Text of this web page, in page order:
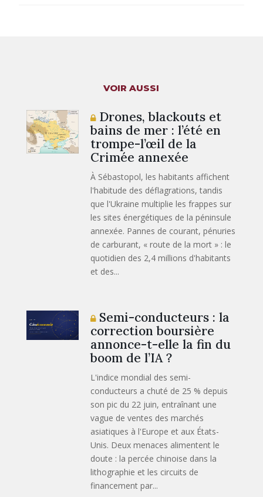
VOIR AUSSI
Drones, blackouts et
bains de mer : l’été en
trompe-l’œil de la
Crimée annexée
À Sébastopol, les habitants affichent
l'habitude des déflagrations, tandis
que l'Ukraine multiplie les frappes sur
les sites énergétiques de la péninsule
annexée. Pannes de courant, pénuries
de carburant, « route de la mort » : le
quotidien des 2,4 millions d'habitants
et des...
Semi-conducteurs : la
correction boursière
annonce-t-elle la fin du
boom de l’IA ?
L'indice mondial des semi-
conducteurs a chuté de 25 % depuis
son pic du 22 juin, entraînant une
vague de ventes des marchés
asiatiques à l'Europe et aux États-
Unis. Deux menaces alimentent le
doute : la percée chinoise dans la
lithographie et les circuits de
financement par...